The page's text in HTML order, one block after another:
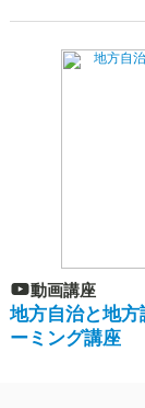
動画講座
地方自治と地
ーミング講座